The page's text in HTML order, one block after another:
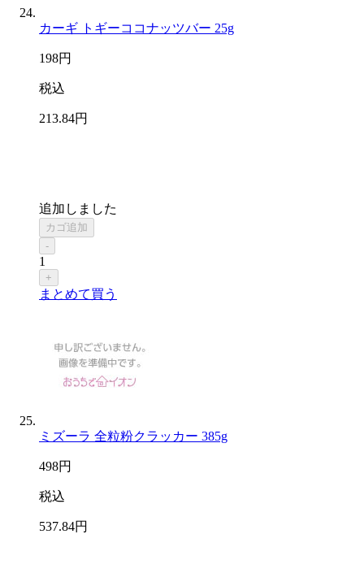
カーギ トギーココナッツバー 25g
198円
税込
213.84円
追加しました
カゴ追加
-
1
+
まとめて買う
ミズーラ 全粒粉クラッカー 385g
498円
税込
537.84円